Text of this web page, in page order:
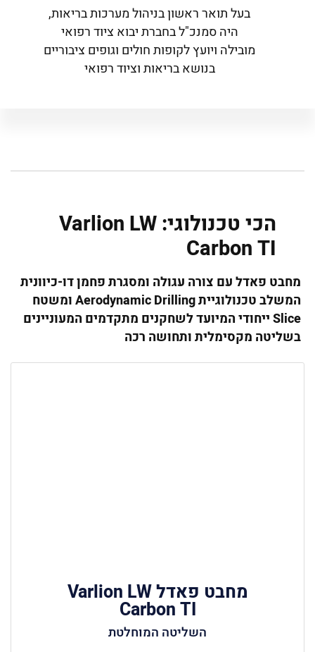
בעל תואר ראשון בניהול מערכות בריאות,
היה סמנכ"ל בחברת יבוא ציוד רפואי
מובילה ויועץ לקופות חולים וגופים ציבוריים
בנושא בריאות וציוד רפואי
הכי טכנולוגי: Varlion LW
Carbon TI
מחבט פאדל עם צורה עגולה ומסגרת פחמן דו-כיוונית
המשלב טכנולוגיית
ומשטח
Sliceייחודי המיועד לשחקנים מתקדמים המעוניינים
בשליטה מקסימלית ותחושה רכה
מחבט פאדל Varlion LW
Carbon TI
השליטה המוחלטת